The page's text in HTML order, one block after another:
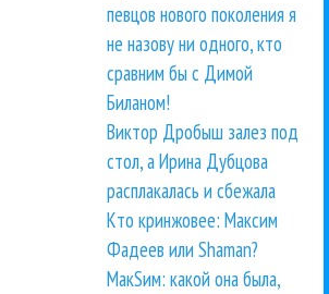
певцов нового поколения я
не назову ни одного, кто
сравним бы с Димой
Биланом!
Виктор Дробыш залез под
стол, а Ирина Дубцова
расплакалась и сбежала
Кто кринжовее: Максим
Фадеев или Shaman?
МакSим: какой она была,